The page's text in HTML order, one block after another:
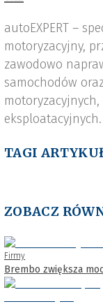
autoEXPERT –
motoryzacyjny,
zawodowo
samochodów
eksploatacyjnych.
TAGI
ZOBACZ
Firmy
Brembo zwiększa